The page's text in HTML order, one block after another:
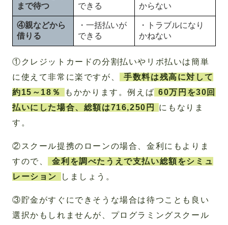
まで待つ
できる
からない
④親などから
借りる
・一括払いが
できる
・トラブルになり
かねない
①クレジットカードの分割払いやリボ払いは簡単
に使えて非常に楽ですが、
手数料は残高に対して
約15～18％
もかかります。例えば 60万円を30回
払いにした場合、総額は716,250円
にもなりま
す。
②スクール提携のローンの場合、金利にもよりま
すので、
金利を調べたうえで支払い総額をシミュ
レーション
しましょう。
③貯金がすぐにできそうな場合は待つことも良い
選択かもしれませんが、プログラミングスクール